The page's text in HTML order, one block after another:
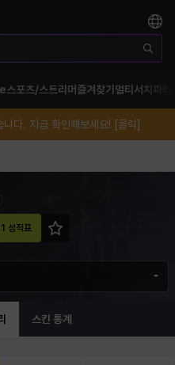
e스포츠/스트리머 즐겨찾기 멀티서치 파티
다. 지금 확인해보세요! [클릭]
성적표
스킨 통계